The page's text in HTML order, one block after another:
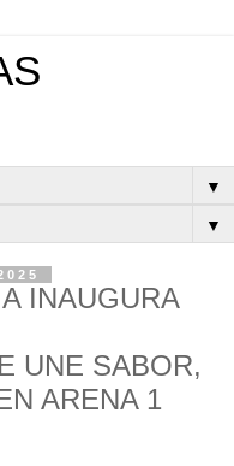
▼
▼
INAUGURA
UNE SABOR,
ARENA 1